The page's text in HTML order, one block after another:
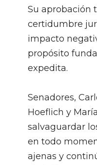
Su aprobación
certidumbre
impacto
propósito
expedita.
Senadores,
Hoeflich y
salvaguardar
en todo
ajenas y